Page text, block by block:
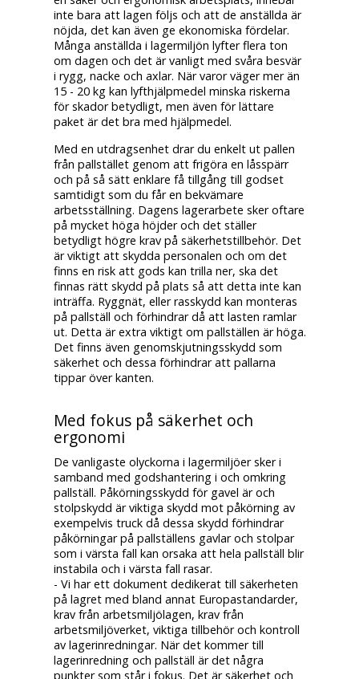
inte bara att lagen följs och att de anställda är
nöjda, det kan även ge ekonomiska fördelar.
Många anställda i lagermiljön lyfter flera ton
om dagen och det är vanligt med svåra besvär
i rygg, nacke och axlar. När varor väger mer än
15 - 20 kg kan lyfthjälpmedel minska riskerna
för skador betydligt, men även för lättare
paket är det bra med hjälpmedel.
Med en utdragsenhet drar du enkelt ut pallen
från pallstället genom att frigöra en låsspärr
och på så sätt enklare få tillgång till godset
samtidigt som du får en bekvämare
arbetsställning. Dagens lagerarbete sker oftare
på mycket höga höjder och det ställer
betydligt högre krav på säkerhetstillbehör. Det
är viktigt att skydda personalen och om det
finns en risk att gods kan trilla ner, ska det
finnas rätt skydd på plats så att detta inte kan
inträffa. Ryggnät, eller rasskydd kan monteras
på pallställ och förhindrar då att lasten ramlar
ut. Detta är extra viktigt om pallställen är höga.
Det finns även genomskjutningsskydd som
säkerhet och dessa förhindrar att pallarna
tippar över kanten.
Med fokus på säkerhet och
ergonomi
De vanligaste olyckorna i lagermiljöer sker i
samband med godshantering i och omkring
pallställ. Påkörningsskydd för gavel är och
stolpskydd är viktiga skydd mot påkörning av
exempelvis truck då dessa skydd förhindrar
påkörningar på pallställens gavlar och stolpar
som i värsta fall kan orsaka att hela pallställ blir
instabila och i värsta fall rasar.
- Vi har ett dokument dedikerat till säkerheten
på lagret med bland annat Europastandarder,
krav från arbetsmiljölagen, krav från
arbetsmiljöverket, viktiga tillbehör och kontroll
av lagerinredningar. När det kommer till
lagerinredning och pallställ är det några
punkter som står i fokus. Det är säkerhet och